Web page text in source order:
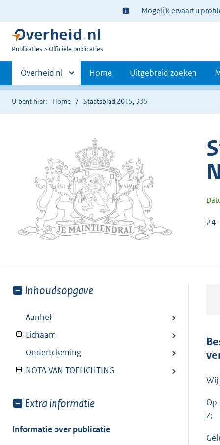
Ter
informatie:
Mogelijk ervaart u
U
Publicaties Officiële publicaties
Primaire
navigatie
Andere
sites
binnen
Overheid.nl Home Uitgebreid zoeken
U bent hier: Home Staatsblad 2015, 335
Toon
van:
Inhoudsopgave
Aanhef
Lichaam
Ondertekening
NOTA VAN TOELICHTING
Toon
van:
Extra informatie
Informatie over publicatie
Wij
Op
Z;